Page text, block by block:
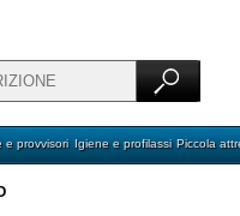
e provvisori Igiene e profilassi Piccola